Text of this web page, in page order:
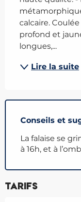
calcaire.
profond et
longues,...
Lire la suite
Conseils et
La falaise se
à 16h, et à
Tarifs